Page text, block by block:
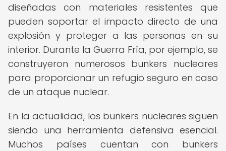
diseñadas con materiales resistentes que
pueden soportar el impacto directo de una
explosión y proteger a las personas en su
interior. Durante la Guerra Fría, por ejemplo, se
construyeron numerosos bunkers nucleares
para proporcionar un refugio seguro en caso
de un ataque nuclear.
En la actualidad, los bunkers nucleares siguen
siendo una herramienta defensiva esencial.
Muchos países cuentan con bunkers